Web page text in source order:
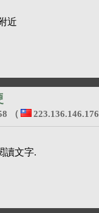
近
（ 223.136.146.176
讀文字.